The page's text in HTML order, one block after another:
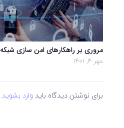
مروری بر راهکارهای امن سازی شبکه
مهر 4, 1401
برای نوشتن دیدگاه باید وارد بشوید.